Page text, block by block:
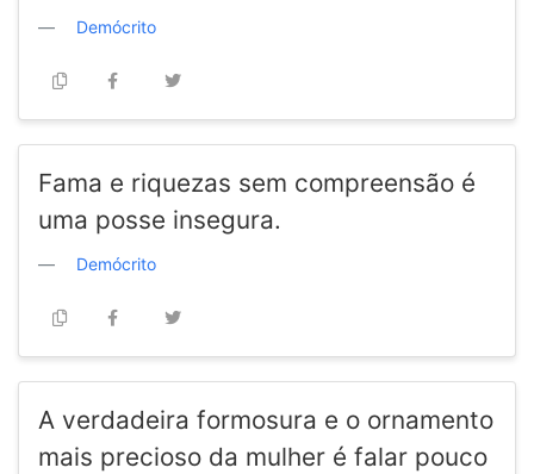
Demócrito
Fama e riquezas sem compreensão é
uma posse insegura.
Demócrito
A verdadeira formosura e o ornamento
mais precioso da mulher é falar pouco